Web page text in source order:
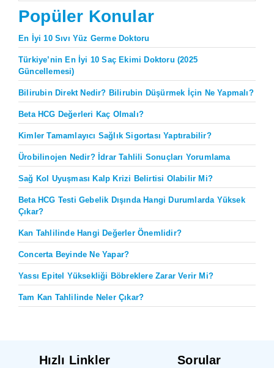
Popüler Konular
En İyi 10 Sıvı Yüz Germe Doktoru
Türkiye’nin En İyi 10 Saç Ekimi Doktoru (2025
Güncellemesi)
Bilirubin Direkt Nedir? Bilirubin Düşürmek İçin Ne Yapmalı?
Beta HCG Değerleri Kaç Olmalı?
Kimler Tamamlayıcı Sağlık Sigortası Yaptırabilir?
Ürobilinojen Nedir? İdrar Tahlili Sonuçları Yorumlama
Sağ Kol Uyuşması Kalp Krizi Belirtisi Olabilir Mi?
Beta HCG Testi Gebelik Dışında Hangi Durumlarda Yüksek
Çıkar?
Kan Tahlilinde Hangi Değerler Önemlidir?
Concerta Beyinde Ne Yapar?
Yassı Epitel Yüksekliği Böbreklere Zarar Verir Mi?
Tam Kan Tahlilinde Neler Çıkar?
Hızlı Linkler Sorular